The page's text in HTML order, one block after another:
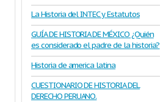
La Historia del INTEC y Estatutos
GUÍA DE HISTORIA DE MÉXICO ¿Quién
es considerado el padre de la historia?
Historia de america latina
CUESTIONARIO DE HISTORIA DEL
DERECHO PERUANO.